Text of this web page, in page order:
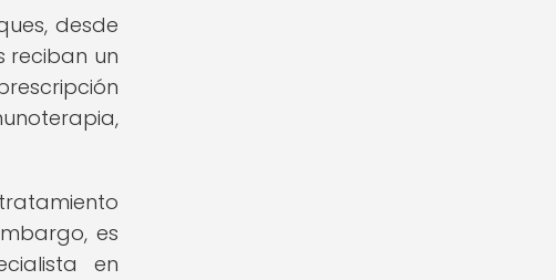
desde
reciban un
es
en